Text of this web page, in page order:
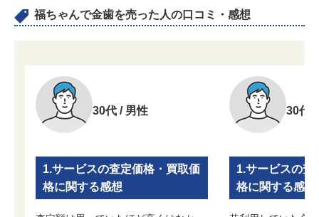
福ちゃんで金歯を売った人の口コミ・感想
30代 / 男性
1.サービスの査定価格・買取価
格に関する感想
30代 /
1.サービスの査
格に関する感想